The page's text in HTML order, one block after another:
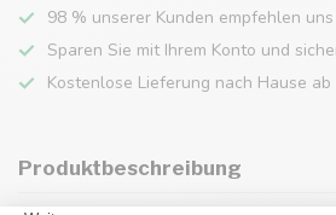
98 % unserer Kunden empfehlen uns
Sparen Sie mit Ihrem Konto und
Kostenlose Lieferung nach Hause
Produktbeschreibung